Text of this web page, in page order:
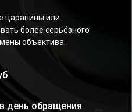
царапины или
более серьёзного
объектива.
день обращения